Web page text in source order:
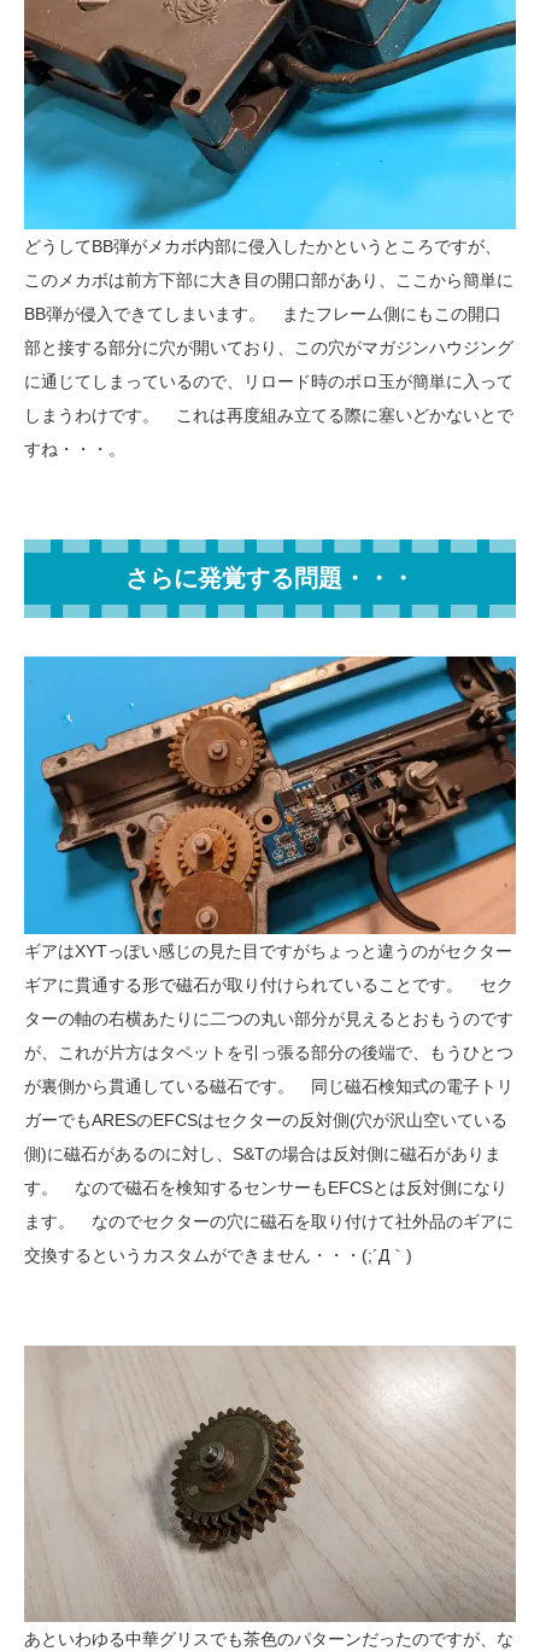
どうしてBB弾がメカボ内部に侵入したかというところですが、
このメカボは前方下部に大き目の開口部があり、ここから簡単に
BB弾が侵入できてしまいます。 またフレーム側にもこの開口
部と接する部分に穴が開いており、この穴がマガジンハウジング
に通じてしまっているので、リロード時のポロ玉が簡単に入って
しまうわけです。 これは再度組み立てる際に塞いどかないとで
すね・・・。
さらに発覚する問題・・・
ギアはXYTっぽい感じの見た目ですがちょっと違うのがセクター
ギアに貫通する形で磁石が取り付けられていることです。 セク
ターの軸の右横あたりに二つの丸い部分が見えるとおもうのです
が、これが片方はタペットを引っ張る部分の後端で、もうひとつ
が裏側から貫通している磁石です。 同じ磁石検知式の電子トリ
ガーでもARESのEFCSはセクターの反対側(穴が沢山空いている
側)に磁石があるのに対し、S&Tの場合は反対側に磁石がありま
す。 なので磁石を検知するセンサーもEFCSとは反対側になり
ます。 なのでセクターの穴に磁石を取り付けて社外品のギアに
交換するというカスタムができません・・・(;´Д｀)
あといわゆる中華グリスでも茶色のパターンだったのですが、な